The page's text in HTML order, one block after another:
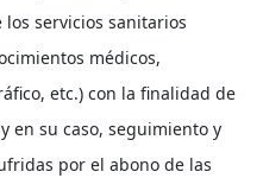
servicios sanitarios
médicos,
etc.) con la finalidad de
en su caso, seguimiento y
por el abono de las